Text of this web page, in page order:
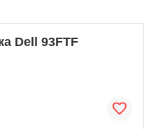
Dell 93FTF